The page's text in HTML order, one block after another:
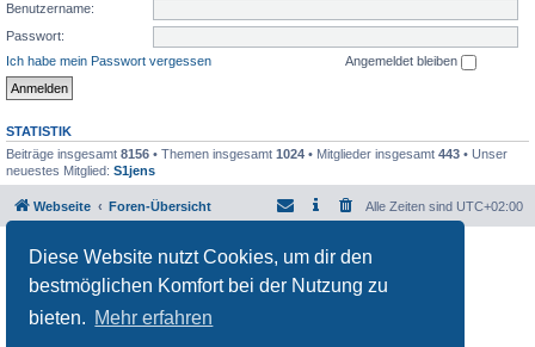
Diese Website nutzt Cookies, um dir den
bestmöglichen Komfort bei der Nutzung zu
bieten. Mehr erfahren
Benutzername:
Passwort:
Ich habe mein Passwort vergessen
Angemeldet bleiben
STATISTIK
Beiträge insgesamt 8156 • Themen insgesamt 1024 • Mitglieder insgesamt 443 • Unser
neuestes Mitglied: S1jens
Webseite Foren-Übersicht Alle Zeiten sind UTC+02:00
Powered by phpBB
® Forum Software © phpBB Limited
Datenschutz|Nutzungsbedingungen